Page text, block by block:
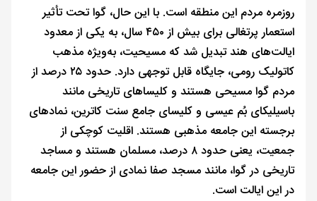
روزمره مردم این منطقه است. با این حال، گوا تحت تأثیر
استعمار پرتغالی برای بیش از ۴۵۰ سال، به یکی از معدود
ایالت‌های هند تبدیل شد که مسیحیت، به‌ویژه مذهب
کاتولیک رومی، جایگاه قابل توجهی دارد. حدود ۲۵ درصد از
مردم گوا مسیحی هستند و کلیساهای تاریخی مانند
باسیلیکای بُم عیسی و کلیسای جامع سنت کاترین، نمادهای
برجسته این جامعه مذهبی هستند. اقلیت کوچکی از
جمعیت، یعنی حدود ۸ درصد، مسلمان هستند و مساجد
تاریخی در گوا، مانند مسجد صفا نمادی از حضور این جامعه
در این ایالت است.